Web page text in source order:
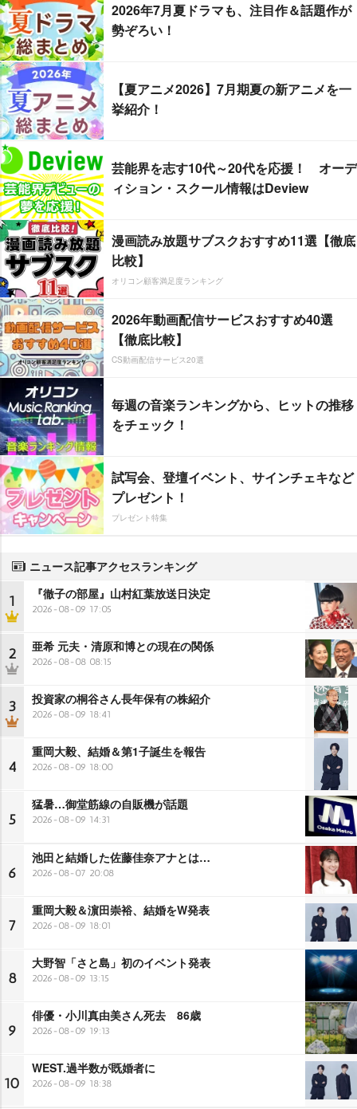
2026年7月夏ドラマも、注目作＆話題作が
勢ぞろい！
【夏アニメ2026】7月期夏の新アニメを一
挙紹介！
芸能界を志す10代～20代を応援！ オーデ
ィション・スクール情報はDeview
漫画読み放題サブスクおすすめ11選【徹底
比較】
オリコン顧客満足度ランキング
2026年動画配信サービスおすすめ40選
【徹底比較】
CS動画配信サービス20選
毎週の音楽ランキングから、ヒットの推移
をチェック！
試写会、登壇イベント、サインチェキなど
プレゼント！
プレゼント特集
ニュース記事アクセスランキング
1 『徹子の部屋』山村紅葉放送日決定
2026-08-09 17:05
2 亜希 元夫・清原和博との現在の関係
2026-08-08 08:15
3 投資家の桐谷さん長年保有の株紹介
2026-08-09 18:41
4
重岡大毅、結婚＆第1子誕生を報告
2026-08-09 18:00
5
猛暑…御堂筋線の自販機が話題
2026-08-09 14:31
6
池田と結婚した佐藤佳奈アナとは…
2026-08-07 20:08
7
重岡大毅＆濵田崇裕、結婚をW発表
2026-08-09 18:01
8
大野智「さと島」初のイベント発表
2026-08-09 13:15
9
俳優・小川真由美さん死去 86歳
2026-08-09 19:13
10
WEST.過半数が既婚者に
2026-08-09 18:38